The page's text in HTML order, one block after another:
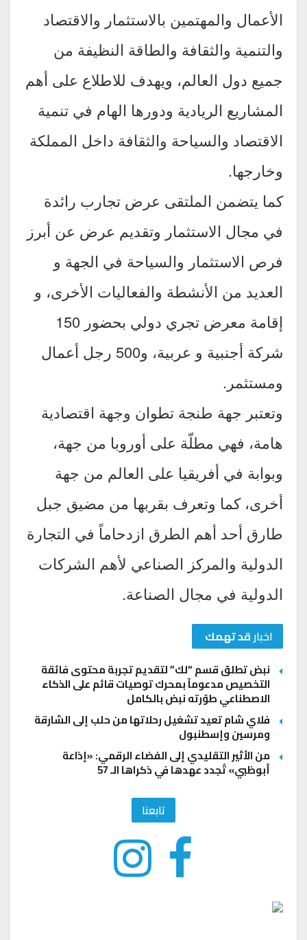
الأعمال والمهتمين بالاستثمار والاقتصاد
والتنمية والثقافة والطاقة النظيفة من
جميع دول العالم، ويهدف للاطلاع على أهم
المشاريع الريادية ودورها الهام في تنمية
الاقتصاد والسياحة والثقافة داخل المملكة
وخارجها.
كما يتضمن الملتقى عرض تجارب رائدة
في مجال الاستثمار وتقديم عرض عن أبرز
فرص الاستثمار والسياحة في الجهة و
العديد من الأنشطة والفعاليات الأخرى، و
إقامة معرض تجري دولي بحضور 150
شركة أجنبية و عربية، و500 رجل أعمال
ومستثمر.
وتعتبر جهة طنجة تطوان وجهة اقتصادية
هامة، فهي مطلّة على أوروبا من جهة،
وبوابة في أفريقيا على العالم من جهة
أخرى، كما وتعرف بقربها من مضيق جبل
طارق أحد أهم الطرق ازدحاماً في التجارة
الدولية والمركز الصناعي لأهم الشركات
الدولية في مجال الصناعة.
اخبارقد تهمك
نبض تطلق قسم “لك” لتقديم تجربة محتوى فائقة
التخصيص مدعوماً بمحرك توصيات قائم على الذكاء
الاصطناعي طوّرته نبض بالكامل
فلاي شام تعيد تشغيل رحلاتها من حلب إلى الشارقة
ومرسين وإسطنبول
من الأثير التقليدي إلى الفضاء الرقمي: «إذاعة
أبوظبي» تُجدد عهدها في ذكراها الـ 57
تابعنا